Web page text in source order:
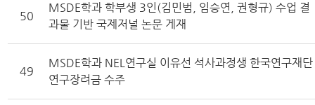
50
MSDE학과 학부생 3인(김민범, 임승연, 권형규) 수업 결
과물 기반 국제저널 논문 게재
49
MSDE학과 NEL연구실 이유선 석사과정생 한국연구재단
연구장려금 수주